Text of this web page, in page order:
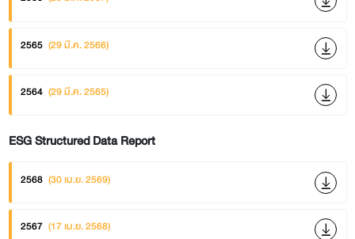
2565 (29 มี.ค. 2566)
2564 (29 มี.ค. 2565)
ESG Structured Data Report
2568 (30 เม.ย. 2569)
2567 (17 เม.ย. 2568)